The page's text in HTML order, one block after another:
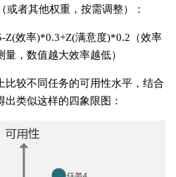
或者其他权重，按需调整）：
Z(效率)*0.3+Z(满意度)*0.2（效率
，数值越大效率越低）
比较不同任务的可用性水平，结合
类似这样的四象限图：